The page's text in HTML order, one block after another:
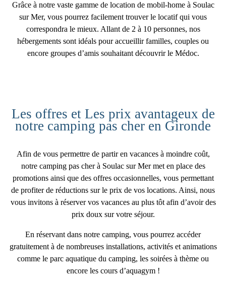
Grâce à notre vaste gamme de location de mobil-home à Soulac
sur Mer, vous pourrez facilement trouver le locatif qui vous
correspondra le mieux. Allant de 2 à 10 personnes, nos
hébergements sont idéals pour accueillir familles, couples ou
encore groupes d’amis souhaitant découvrir le Médoc.
Les offres et Les prix avantageux de
notre camping pas cher en Gironde
Afin de vous permettre de partir en vacances à moindre coût,
notre camping pas cher à Soulac sur Mermet en place des
promotions ainsi que des offres occasionnelles, vous permettant
de profiter de réductions sur le prix de vos locations. Ainsi, nous
vous invitons à réserver vos vacances au plus tôt afin d’avoir des
prix doux sur votre séjour.
En réservant dans notre camping, vous pourrez accéder
gratuitement à de nombreuses installations, activités et animations
comme le parc aquatique du camping, les soirées à thème ou
encore les cours d’aquagym !